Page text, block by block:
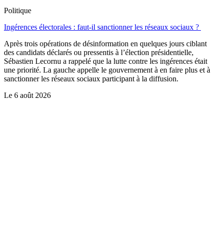
Politique
Ingérences électorales : faut-il sanctionner les réseaux sociaux ?
Après trois opérations de désinformation en quelques jours ciblant
des candidats déclarés ou pressentis à l’élection présidentielle,
Sébastien Lecornu a rappelé que la lutte contre les ingérences était
une priorité. La gauche appelle le gouvernement à en faire plus et à
sanctionner les réseaux sociaux participant à la diffusion.
Le 6 août 2026